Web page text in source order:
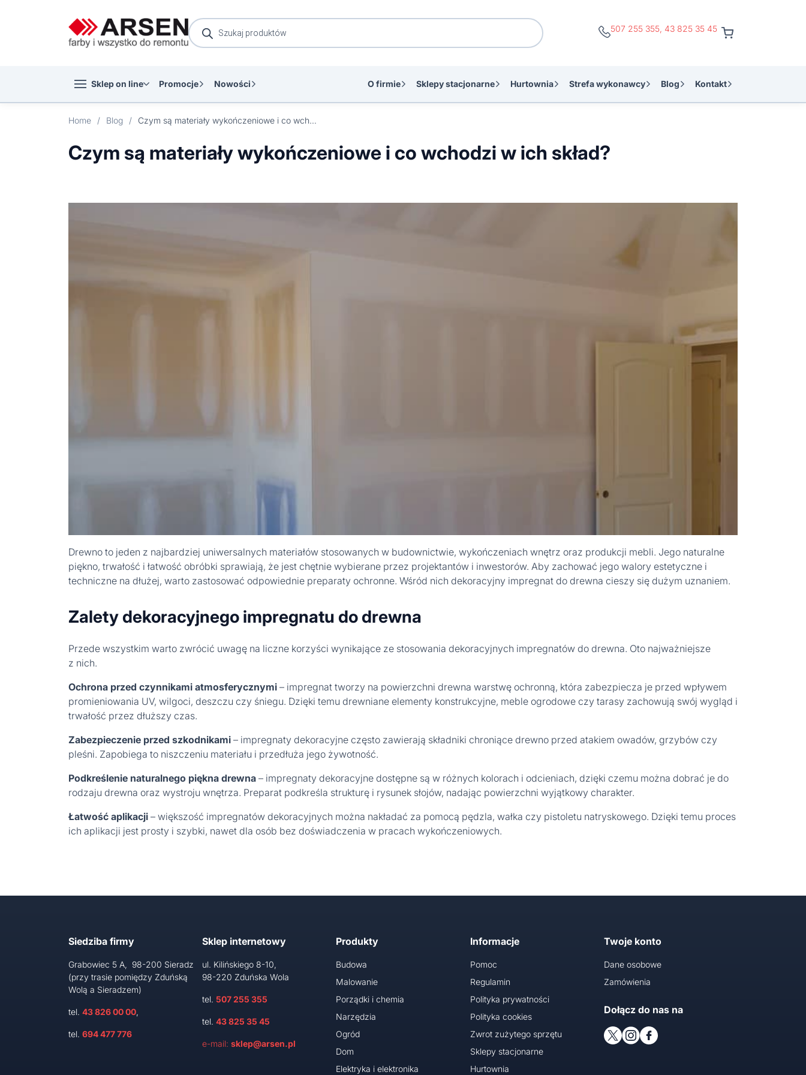
Wyszukiwarka
produktów
507 255 355 43 825 35 45
Sklep on line Promocje Nowości O firmie Sklepy stacjonarne Hurtownia Strefa wykonawcy Blog Kontakt
Home / Blog / Czym są materiały wykończeniowe i co wchodzi w ich skład?
Czym są materiały wykończeniowe i co wchodzi w ich skład?
Drewno to jeden z najbardziej uniwersalnych materiałów stosowanych w budownictwie, wykończeniach wnętrz oraz produkcji mebli. Jego naturalne
piękno, trwałość i łatwość obróbki sprawiają, że jest chętnie wybierane przez projektantów i inwestorów. Aby zachować jego walory estetyczne i
techniczne na dłużej, warto zastosować odpowiednie preparaty ochronne. Wśród nich dekoracyjny impregnat do drewna cieszy się dużym uznaniem.
Zalety dekoracyjnego impregnatu do drewna
Przede wszystkim warto zwrócić uwagę na liczne korzyści wynikające ze stosowania dekoracyjnych impregnatów do drewna. Oto najważniejsze
z nich.
Ochrona przed czynnikami atmosferycznymi – impregnat tworzy na powierzchni drewna warstwę ochronną, która zabezpiecza je przed wpływem
promieniowania UV, wilgoci, deszczu czy śniegu. Dzięki temu drewniane elementy konstrukcyjne, meble ogrodowe czy tarasy zachowują swój wygląd i
trwałość przez dłuższy czas.
Zabezpieczenie przed szkodnikami – impregnaty dekoracyjne często zawierają składniki chroniące drewno przed atakiem owadów, grzybów czy
pleśni. Zapobiega to niszczeniu materiału i przedłuża jego żywotność.
Podkreślenie naturalnego piękna drewna – impregnaty dekoracyjne dostępne są w różnych kolorach i odcieniach, dzięki czemu można dobrać je do
rodzaju drewna oraz wystroju wnętrza. Preparat podkreśla strukturę i rysunek słojów, nadając powierzchni wyjątkowy charakter.
Łatwość aplikacji – większość impregnatów dekoracyjnych można nakładać za pomocą pędzla, wałka czy pistoletu natryskowego. Dzięki temu proces
ich aplikacji jest prosty i szybki, nawet dla osób bez doświadczenia w pracach wykończeniowych.
Siedziba firmy
Grabowiec 5 A, 98-200 Sieradz
(przy trasie pomiędzy Zduńską
Wolą a Sieradzem)
tel. 43 826 00 00,
tel. 694 477 776
Sklep internetowy
ul. Kilińskiego 8-10,
98-220 Zduńska Wola
tel.507 255 355
tel.43 825 35 45
e-mail:sklep@arsen.pl
Produkty
Budowa
Malowanie
Porządki i chemia
Narzędzia
Ogród
Dom
Elektryka i elektronika
Informacje
Pomoc
Regulamin
Polityka prywatności
Polityka cookies
Zwrot zużytego sprzętu
Sklepy stacjonarne
Hurtownia
Twoje konto
Dane osobowe
Zamówienia
Dołącz do nas na